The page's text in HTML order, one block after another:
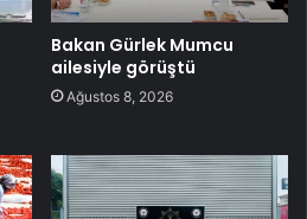
Bakan Gürlek Mumcu
ailesiyle görüştü
Ağustos 8, 2026